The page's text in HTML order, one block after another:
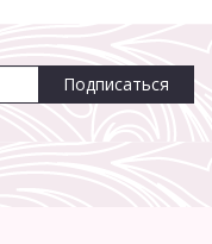
Подписаться